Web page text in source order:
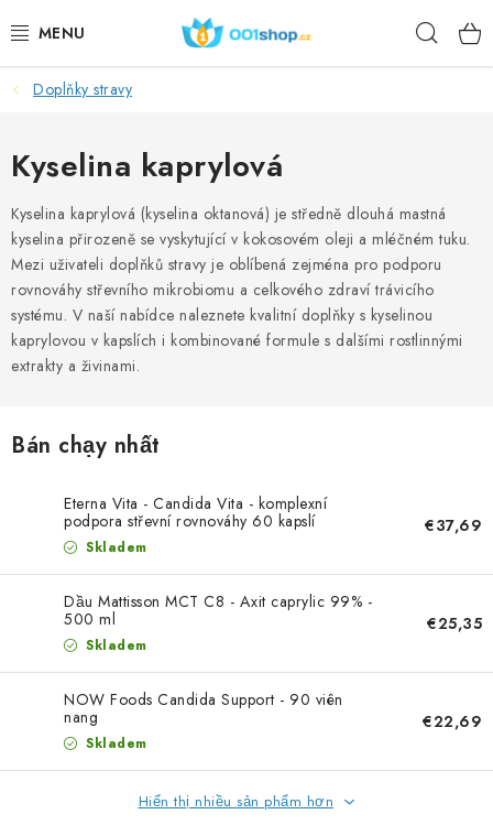
qua
dung
Tìm
kiếm
DOPLŇKY STRAVY
MỸ PHẨM
THỂ THAO
THỰC PHẨM
CHỦ ĐỀ
HOẠT ĐỘNG
DÁRKY PRO ZDRAVÍ
PORADNA
THƯƠNG HIỆU
Jak nakupovat
Podmínky ochrany osobních údajů
Đơn hàng của tôi
Doplňky stravy
Kyselina kaprylová
Kyselina kaprylová (kyselina oktanová) je středně dlouhá mastná
kyselina přirozeně se vyskytující v kokosovém oleji a mléčném tuku.
Mezi uživateli doplňků stravy je oblíbená zejména pro podporu
rovnováhy střevního mikrobiomu a celkového zdraví trávicího
systému. V naší nabídce naleznete kvalitní doplňky s kyselinou
kaprylovou v kapslích i kombinované formule s dalšími rostlinnými
extrakty a živinami.
Bán chạy nhất
Eterna Vita - Candida Vita - komplexní
podpora střevní rovnováhy 60 kapslí
Skladem
€37,69
Dầu Mattisson MCT C8 - Axit caprylic 99% -
500 ml
Skladem
€25,35
NOW Foods Candida Support - 90 viên
nang
Skladem
€22,69
Hiển thị nhiều sản phẩm hơn